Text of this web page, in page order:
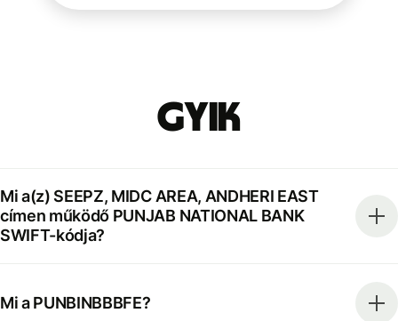
GYIK
Mi a(z) SEEPZ, MIDC AREA, ANDHERI EAST
címen működő PUNJAB NATIONAL BANK
SWIFT-kódja?
Mi a PUNBINBBBFE?